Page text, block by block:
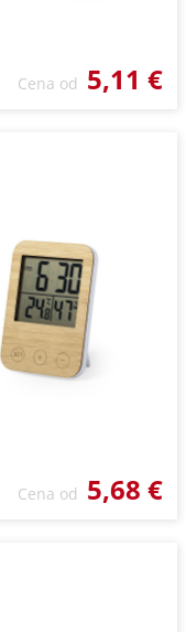
Cena od 5,11 €
Cena od 5,68 €